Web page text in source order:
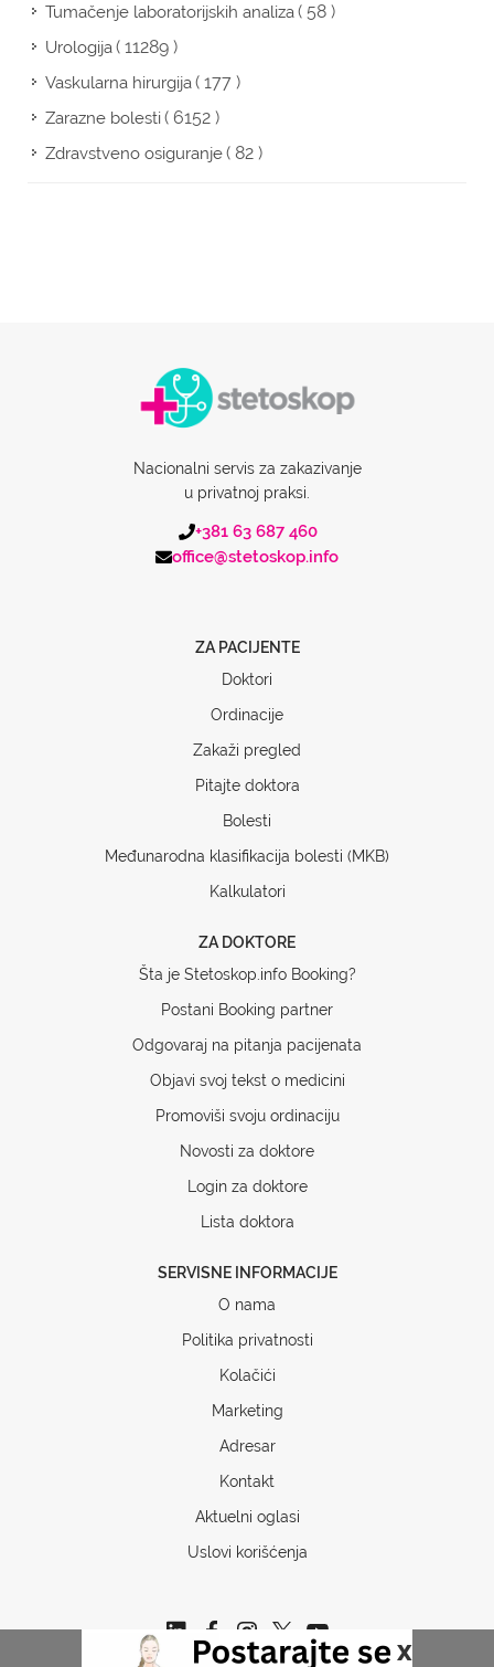
x
Tumačenje laboratorijskih analiza( 58 )
Urologija( 11289 )
Vaskularna hirurgija( 177 )
Zarazne bolesti( 6152 )
Zdravstveno osiguranje( 82 )
Nacionalni servis za zakazivanje
u privatnoj praksi.
+381 63 687 460
office@stetoskop.info
ZA PACIJENTE
Doktori
Ordinacije
Zakaži pregled
Pitajte doktora
Bolesti
Međunarodna klasifikacija bolesti (MKB)
Kalkulatori
ZA DOKTORE
Šta je Stetoskop.info Booking?
Postani Booking partner
Odgovaraj na pitanja pacijenata
Objavi svoj tekst o medicini
Promoviši svoju ordinaciju
Novosti za doktore
Login za doktore
Lista doktora
SERVISNE INFORMACIJE
O nama
Politika privatnosti
Kolačići
Marketing
Adresar
Kontakt
Aktuelni oglasi
Uslovi korišćenja